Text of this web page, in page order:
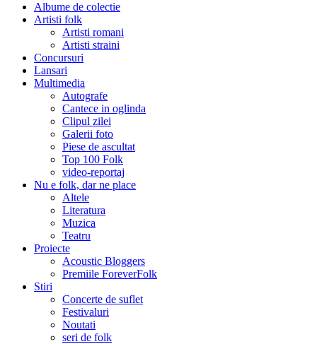
Albume de colectie
Artisti folk
Artisti romani
Artisti straini
Concursuri
Lansari
Multimedia
Autografe
Cantece in oglinda
Clipul zilei
Galerii foto
Piese de ascultat
Top 100 Folk
video-reportaj
Nu e folk, dar ne place
Altele
Literatura
Muzica
Teatru
Proiecte
Acoustic Bloggers
Premiile ForeverFolk
Stiri
Concerte de suflet
Festivaluri
Noutati
seri de folk